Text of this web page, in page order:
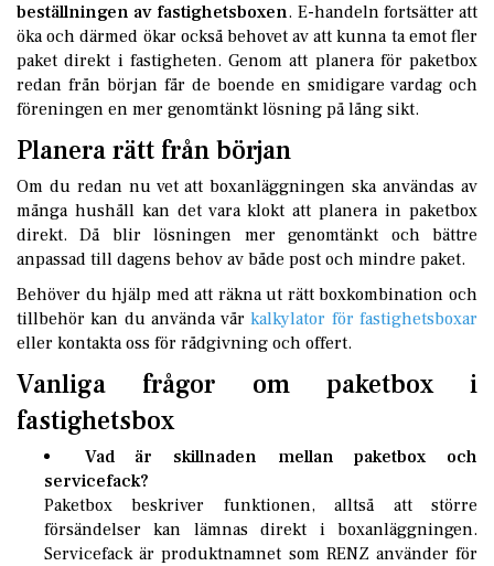
beställningen av fastighetsboxen. E-handeln fortsätter att
öka och därmed ökar också behovet av att kunna ta emot fler
paket direkt i fastigheten. Genom att planera för paketbox
redan från början får de boende en smidigare vardag och
föreningen en mer genomtänkt lösning på lång sikt.
Planera rätt från början
Om du redan nu vet att boxanläggningen ska användas av
många hushåll kan det vara klokt att planera in paketbox
direkt. Då blir lösningen mer genomtänkt och bättre
anpassad till dagens behov av både post och mindre paket.
Behöver du hjälp med att räkna ut rätt boxkombination och
tillbehör kan du använda vårkalkylator för fastighetsboxar
eller kontakta oss för rådgivning och offert.
Vanliga frågor om paketbox i
fastighetsbox
Vad är skillnaden mellan paketbox och
servicefack?
Paketbox beskriver funktionen, alltså att större
försändelser kan lämnas direkt i boxanläggningen.
Servicefack är produktnamnet som RENZ använder för